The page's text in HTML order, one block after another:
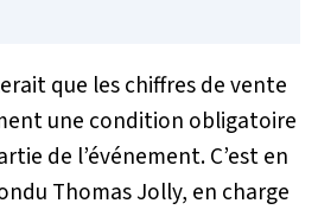
que les chiffres de vente
une condition obligatoire
de l’événement. C’est en
Thomas Jolly, en charge